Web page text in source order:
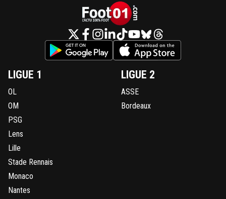
LIGUE 1
OL
OM
PSG
Lens
Lille
Stade Rennais
Monaco
Nantes
LIGUE 2
ASSE
Bordeaux